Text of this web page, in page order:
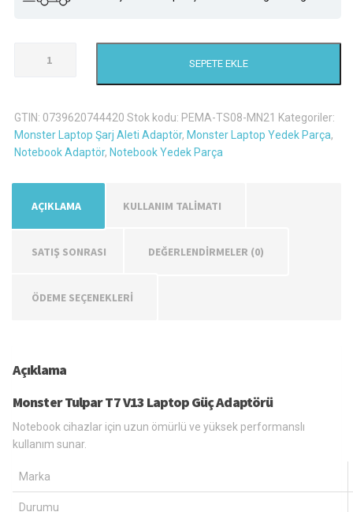
Şarj
Aleti
Adaptör
SEPETE EKLE
GTIN: 0739620744420 Stok kodu: PEMA-TS08-MN21 Kategoriler:
Monster Laptop Şarj Aleti Adaptör, Monster Laptop Yedek Parça,
Notebook Adaptör, Notebook Yedek Parça
AÇIKLAMA KULLANIM TALİMATI
SATIŞ SONRASI DEĞERLENDIRMELER (0)
ÖDEME SEÇENEKLERİ
Açıklama
Monster Tulpar T7 V13 Laptop Güç Adaptörü
Notebook cihazlar için uzun ömürlü ve yüksek performanslı
kullanım sunar.
Marka
Durumu